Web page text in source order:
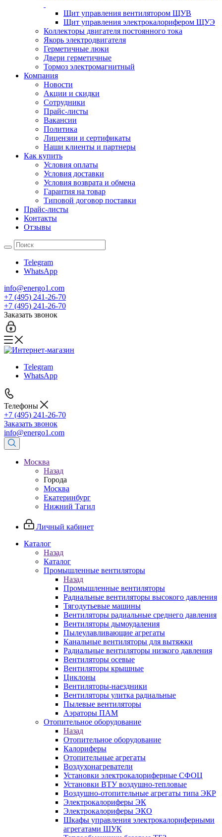
Щит управления вентилятором ЩУВ
Щит управления электрокалорифером ЩУЭ
Коллекторы двигателя постоянного тока
Якорь электродвигателя
Герметичные люки
Двери герметичные
Тормоз электромагнитный
Компания
Новости
Акции и скидки
Сотрудники
Прайс-листы
Вакансии
Политика
Лицензии и сертификаты
Наши клиенты и партнеры
Как купить
Условия оплаты
Условия доставки
Условия возврата и обмена
Гарантия на товар
Типовой договор поставки
Прайс-листы
Контакты
Отзывы
Telegram
WhatsApp
info@energo1.com
+7 (495) 241-26-70
+7 (495) 241-26-70
Заказать звонок
Telegram
WhatsApp
Телефоны
+7 (495) 241-26-70
Заказать звонок
info@energo1.com
Москва
Назад
Города
Москва
Екатеринбург
Нижний Тагил
Личный кабинет
Каталог
Назад
Каталог
Промышленные вентиляторы
Назад
Промышленные вентиляторы
Радиальные вентиляторы высокого давления
Тягодутьевые машины
Вентиляторы радиальные среднего давления
Вентиляторы дымоудаления
Пылеулавливающие агрегаты
Канальные вентиляторы для вытяжки
Радиальные вентиляторы низкого давления
Вентиляторы осевые
Вентиляторы крышные
Циклоны
Вентиляторы-наездники
Вентиляторы улитка радиальные
Пылевые вентиляторы
Аэраторы ПАМ
Отопительное оборудование
Назад
Отопительное оборудование
Калориферы
Отопительные агрегаты
Воздухонагреватели
Установки электрокалориферные СФОЦ
Установки ВТУ воздушно-тепловые
Воздушно-отопительные агрегаты типа ЭКР
Электрокалориферы ЭК
Электрокалориферы ЭКО
Шкафы управления электрокалориферными
агрегатами ШУК